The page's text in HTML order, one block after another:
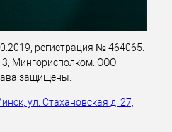
регистрация № 464065.
Мингорисполком. ООО
защищены.
ул. Стахановская д. 27,